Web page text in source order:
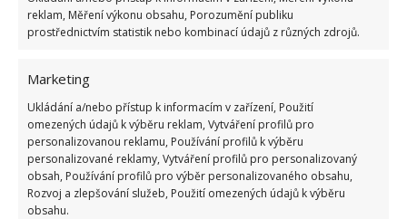
reklam, Měření výkonu obsahu, Porozumění publiku
prostřednictvím statistik nebo kombinací údajů z různých zdrojů.
Marketing
Ukládání a/nebo přístup k informacím v zařízení, Použití
omezených údajů k výběru reklam, Vytváření profilů pro
personalizovanou reklamu, Používání profilů k výběru
personalizované reklamy, Vytváření profilů pro personalizovaný
obsah, Používání profilů pro výběr personalizovaného obsahu,
Rozvoj a zlepšování služeb, Použití omezených údajů k výběru
obsahu.